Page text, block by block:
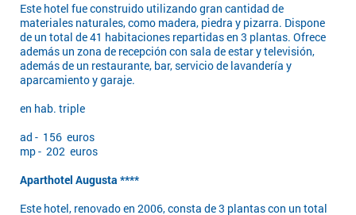
Este hotel fue construido utilizando gran cantidad de
materiales naturales, como madera, piedra y pizarra. Dispone
de un total de 41 habitaciones repartidas en 3 plantas. Ofrece
además un zona de recepción con sala de estar y televisión,
además de un restaurante, bar, servicio de lavandería y
aparcamiento y garaje.
en hab. triple
ad - 156 euros
mp - 202 euros
Aparthotel Augusta ****
Este hotel, renovado en 2006, consta de 3 plantas con un total